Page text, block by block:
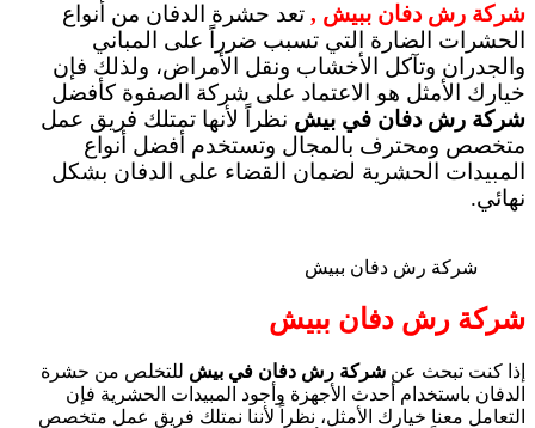
شركة رش دفان ببيش , تعد حشرة الدفان من أنواع
الحشرات الضارة التي تسبب ضرراً على المباني
والجدران وتآكل الأخشاب ونقل الأمراض، ولذلك فإن
خيارك الأمثل هو الاعتماد على شركة الصفوة كأفضل
شركة رش دفان في بيش نظراً لأنها تمتلك فريق عمل
متخصص ومحترف بالمجال وتستخدم أفضل أنواع
المبيدات الحشرية لضمان القضاء على الدفان بشكل
نهائي.
شركة رش دفان ببيش
شركة رش دفان ببيش
إذا كنت تبحث عن شركة رش دفان في بيش للتخلص من حشرة
الدفان باستخدام أحدث الأجهزة وأجود المبيدات الحشرية فإن
التعامل معنا خيارك الأمثل، نظراً لأننا نمتلك فريق عمل متخصص